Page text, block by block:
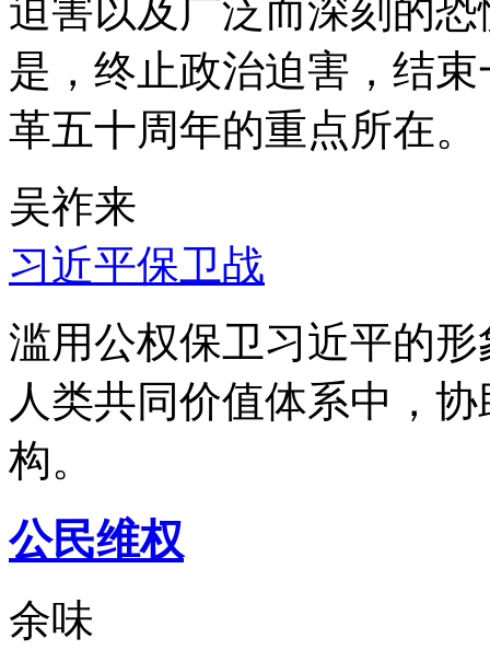
迫害以及广泛而深刻的
是，终止政治迫害，结
革五十周年的重点所在。
吴祚来
习近平保卫战
滥用公权保卫习近平的
人类共同价值体系中，
构。
公民维权
余味